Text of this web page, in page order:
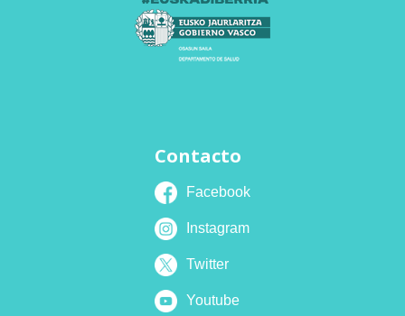
Contacto
Facebook
Instagram
Twitter
Youtube